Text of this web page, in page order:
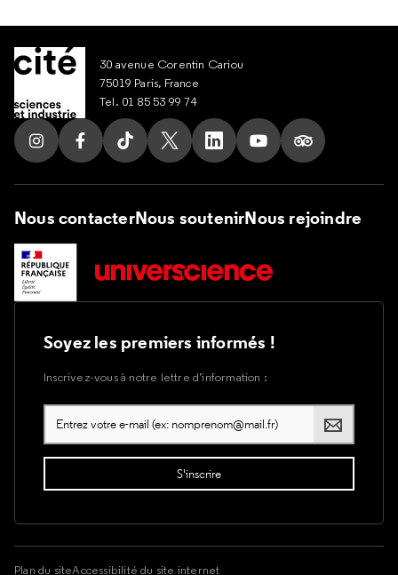
30 avenue Corentin Cariou
75019 Paris, France
Tel. 01 85 53 99 74
Suivez nous sur Instagram
Suivez nous sur Facebook
Suivez nous sur Tik Tok
Suivez nous sur X
Suivez nous sur LinkedIn
Suivez nous sur
Suivez nous
Nous contacterNous soutenirNous rejoindre
Soyez les premiers informés !
Inscrivez-vous à notre lettre d’information :
Plan du siteAccessibilité du site internet